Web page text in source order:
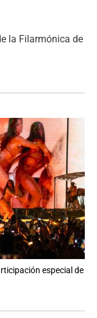
la Filarmónica de
especial de